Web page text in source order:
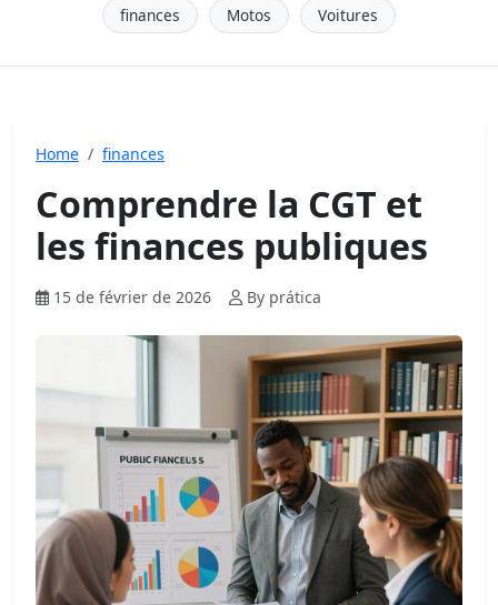
finances Motos Voitures
Home finances
Comprendre la CGT et
les finances publiques
15 de février de 2026 By prática